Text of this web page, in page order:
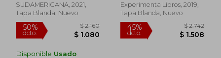
SUDAMERICANA, 2021,
Tapa Blanda, Nuevo
Disponible Usado
Experimenta Libros, 2019,
Tapa Blanda, Nuevo